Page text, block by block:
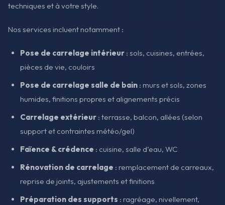
techniques et à votre style.
Nos services incluent notamment :
Pose de carrelage intérieur : sols, cuisines, entrées,
pièces de vie, couloirs
Pose de carrelage salle de bain : murs et sols, zones
humides, finitions propres et alignements précis
Carrelage extérieur : terrasse, balcon, allées (selon
support et contraintes météo/gel)
Faïence & crédence : cuisine, salle d’eau, WC
Rénovation de carrelage : remplacement de carreaux,
reprise de joints, ajustements et finitions
Préparation des supports : ragréage, nivellement,